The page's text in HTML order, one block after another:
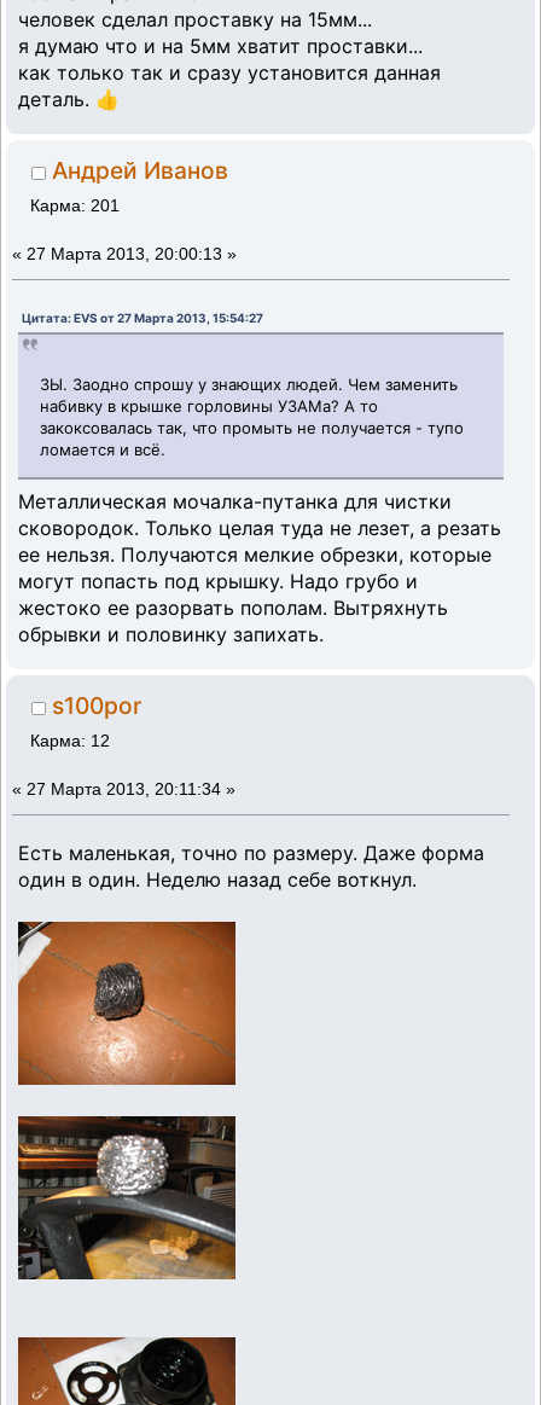
человек сделал проставку на 15мм...
я думаю что и на 5мм хватит проставки...
как только так и сразу установится данная
деталь. 👍
Андрей Иванов
Карма: 201
« 27 Марта 2013, 20:00:13 »
Цитата: EVS от 27 Марта 2013, 15:54:27
ЗЫ. Заодно спрошу у знающих людей. Чем заменить
набивку в крышке горловины УЗАМа? А то
закоксовалась так, что промыть не получается - тупо
ломается и всё.
Металлическая мочалка-путанка для чистки
сковородок. Только целая туда не лезет, а резать
ее нельзя. Получаются мелкие обрезки, которые
могут попасть под крышку. Надо грубо и
жестоко ее разорвать пополам. Вытряхнуть
обрывки и половинку запихать.
s100por
Карма: 12
« 27 Марта 2013, 20:11:34 »
Есть маленькая, точно по размеру. Даже форма
один в один. Неделю назад себе воткнул.